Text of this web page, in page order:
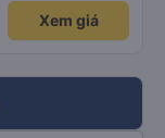
Xem giá